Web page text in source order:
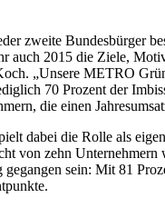
zweite Bundesbürger
auch 2015 die Ziele,
„Unsere METRO
70 Prozent der
die einen
dabei die Rolle als
von zehn
sein: Mit 81